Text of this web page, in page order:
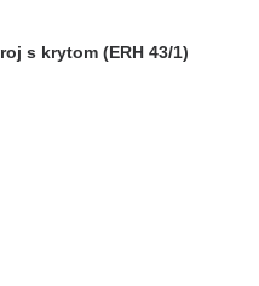
s krytom (ERH 43/1)